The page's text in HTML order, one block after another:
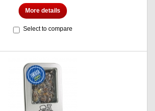
More details
Select to compare